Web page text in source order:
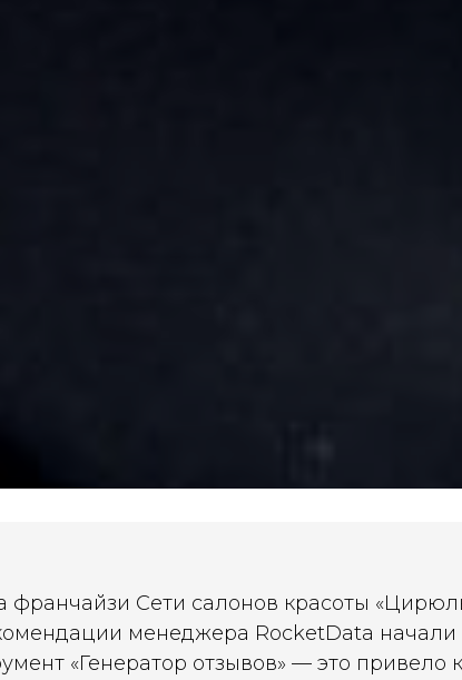
франчайзи Сети салонов красоты
менеджера RocketData начали
«Генератор отзывов» — это привело